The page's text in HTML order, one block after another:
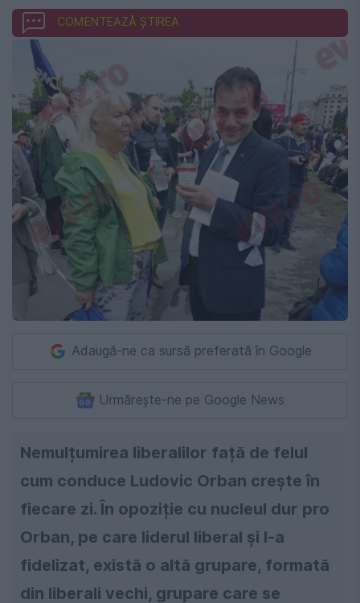
COMENTEAZĂ ȘTIREA
Adaugă-ne ca sursă preferată în Google
Urmărește-ne pe Google News
Nemulțumirea liberalilor față de felul
cum conduce Ludovic Orban crește în
fiecare zi. În opoziție cu nucleul dur pro
Orban, pe care liderul liberal și l-a
fidelizat, există o altă grupare, formată
din liberali vechi, grupare care se